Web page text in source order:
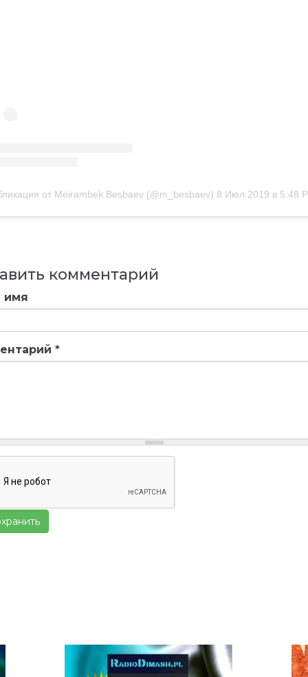
от Meirambek Besbaev (@m_besbaev) 8 Июл 2019 в 5:48
комментарий
имя
*